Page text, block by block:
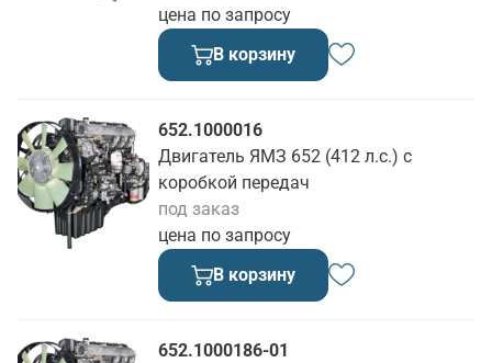
цена по запросу
В корзину
652.1000016
Двигатель ЯМЗ 652 (412 л.с.) с
коробкой передач
цена по запросу
под заказ
В корзину
652.1000186-01